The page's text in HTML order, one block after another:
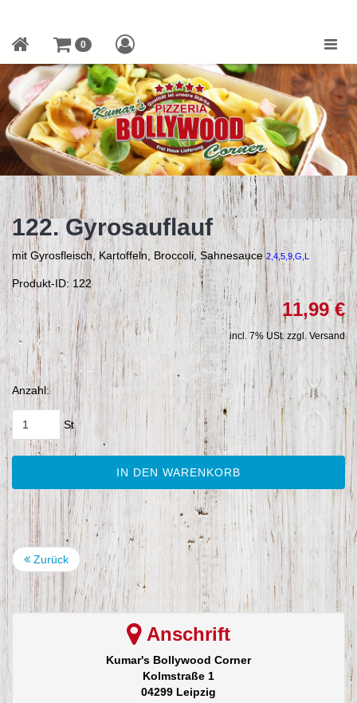
Toggle
0
122. Gyrosauflauf
mit Gyrosfleisch, Kartoffeln, Broccoli, Sahnesauce2,4,5,9,G,L
Produkt-ID: 122
11,99 €
incl. 7% USt. zzgl. Versand
Anzahl:
St
IN DEN WARENKORB
Zurück
Anschrift
Kumar's Bollywood Corner
Kolmstraße 1
04299 Leipzig